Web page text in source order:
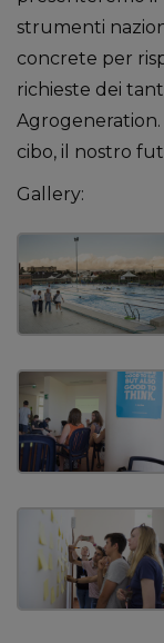
strumenti
concrete per
richieste dei
Agrogeneration.
cibo, il nostro
Gallery: